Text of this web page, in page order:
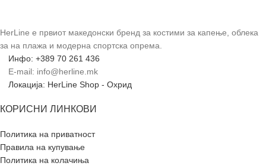
HerLine е првиот македонски бренд за костими за капење, облека
за на плажа и модерна спортска опрема.
Инфо: +389 70 261 436
E-mail: info@herline.mk
Локација: HerLine Shop - Охрид
КОРИСНИ ЛИНКОВИ
Политика на приватност
Правила на купување
Политика на колачиња